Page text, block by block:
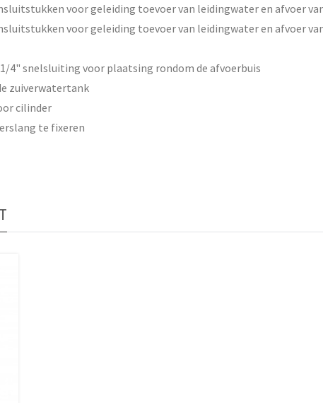
voor geleiding toevoer van leidingwater en afvoer
voor geleiding toevoer van leidingwater en afvoer
4" snelsluiting voor plaatsing rondom de afvoerbuis
zuiverwatertank
cilinder
te fixeren